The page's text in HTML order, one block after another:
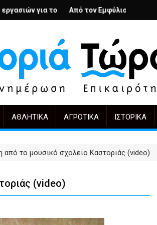
στη λήθη
Ημέρας Ολικής Φροντίδας στην Καστοριά
τον Εμφύλιο στην Πόλωση: το ίδιο έργο,
KIFF 51: Η εικόνα
ΑΘΛΗΤΙΚΆ ΑΓΡΟΤΙΚΆ ΙΣΤΟΡΙΚΆ
το μουσικό σχολείο Καστοριάς (video)
(video)